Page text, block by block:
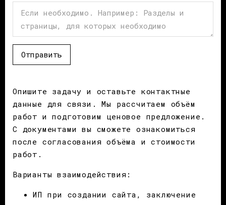
Отправить
Опишите задачу и оставьте контактные
данные для связи. Мы рассчитаем объём
работ и подготовим ценовое предложение.
С документами вы сможете ознакомиться
после согласования объёма и стоимости
работ.
Варианты взаимодействия:
ИП при создании сайта, заключение